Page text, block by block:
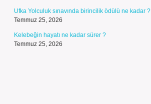
Ufka Yolculuk sınavında birincilik ödülü ne kadar ?
Temmuz 25, 2026
Kelebeğin hayatı ne kadar sürer ?
Temmuz 25, 2026